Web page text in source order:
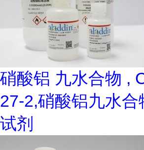
硝酸铝 九水合物 ,
27-2,硝酸铝九水合
试剂